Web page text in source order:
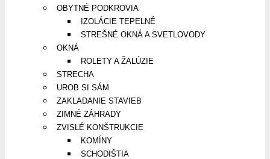
OBYTNÉ PODKROVIA
IZOLÁCIE TEPELNÉ
STREŠNÉ OKNÁ A SVETLOVODY
OKNÁ
ROLETY A ŽALÚZIE
STRECHA
UROB SI SÁM
ZAKLADANIE STAVIEB
ZIMNÉ ZÁHRADY
ZVISLÉ KONŠTRUKCIE
KOMÍNY
SCHODIŠTIA